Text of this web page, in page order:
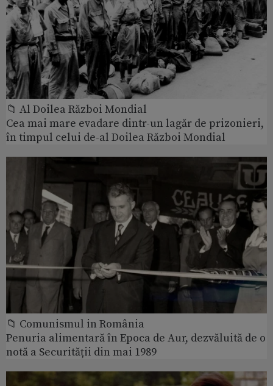
📁 Al Doilea Război Mondial
Cea mai mare evadare dintr-un lagăr de prizonieri,
în timpul celui de-al Doilea Război Mondial
📁 Comunismul in România
Penuria alimentară în Epoca de Aur, dezvăluită de o
notă a Securității din mai 1989